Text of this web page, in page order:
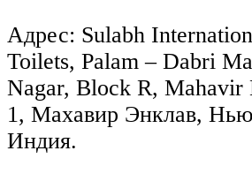
Адрес: Sulabh
Toilets, Palam – Dabri
Nagar, Block R, Mahavir
1, Махавир Энклав,
Индия.